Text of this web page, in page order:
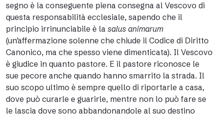
segno è la conseguente piena consegna al Vescovo di
questa responsabilità ecclesiale, sapendo che il
principio irrinunciabile è la salus animarum
(un’affermazione solenne che chiude il Codice di Diritto
Canonico, ma che spesso viene dimenticata). Il Vescovo
è giudice in quanto pastore. E il pastore riconosce le
sue pecore anche quando hanno smarrito la strada. Il
suo scopo ultimo è sempre quello di riportarle a casa,
dove può curarle e guarirle, mentre non lo può fare se
le lascia dove sono abbandonandole al suo destino